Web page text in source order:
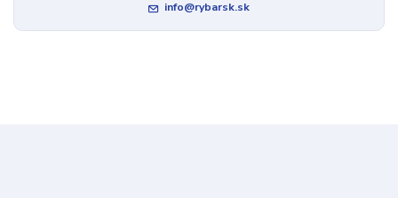
info@rybarsk.sk